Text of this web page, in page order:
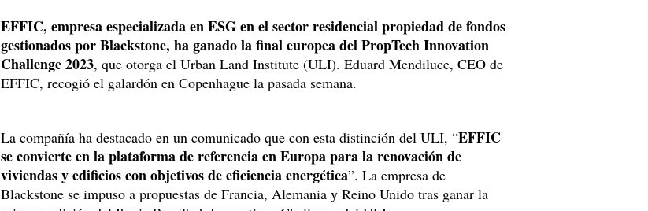
EFFIC, empresa especializada en ESG en el sector residencial propiedad de fondos
gestionados por Blackstone, ha ganado la final europea del PropTech Innovation
Challenge 2023, que otorga el Urban Land Institute (ULI). Eduard Mendiluce, CEO de
EFFIC, recogió el galardón en Copenhague la pasada semana.
La compañía ha destacado en un comunicado que con esta distinción del ULI, “EFFIC
se convierte en la plataforma de referencia en Europa para la renovación de
viviendas y edificios con objetivos de eficiencia energética”. La empresa de
Blackstone se impuso a propuestas de Francia, Alemania y Reino Unido tras ganar la